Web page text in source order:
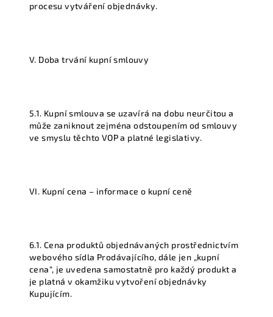
procesu vytváření objednávky.
V. Doba trvání kupní smlouvy
5.1. Kupní smlouva se uzavírá na dobu neurčitou a
může zaniknout zejména odstoupením od smlouvy
ve smyslu těchto VOP a platné legislativy.
VI. Kupní cena – informace o kupní ceně
6.1. Cena produktů objednávaných prostřednictvím
webového sídla Prodávajícího, dále jen „kupní
cena“, je uvedena samostatně pro každý produkt a
je platná v okamžiku vytvoření objednávky
Kupujícím.